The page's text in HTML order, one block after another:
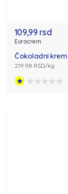
109,99 rsd
Eurocrem
Čokoladni krem
219.98 RSD/kg